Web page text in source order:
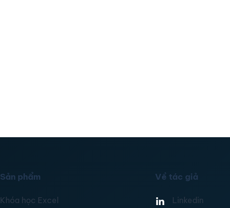
Sản phẩm
Khóa học Excel
Về tác giả
Linkedin